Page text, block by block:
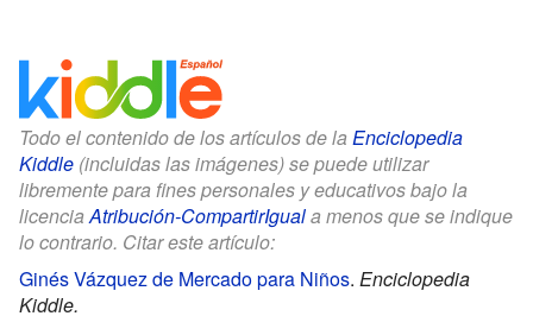
Todo el contenido de los artículos de la Enciclopedia
Kiddle (incluidas las imágenes) se puede utilizar
libremente para fines personales y educativos bajo la
licencia Atribución-CompartirIguala menos que se indique
lo contrario. Citar este artículo:
Ginés Vázquez de Mercado para Niños. Enciclopedia
Kiddle.